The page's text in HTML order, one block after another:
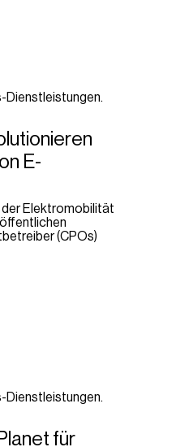
E-
der Elektromobilität
(CPOs)
für